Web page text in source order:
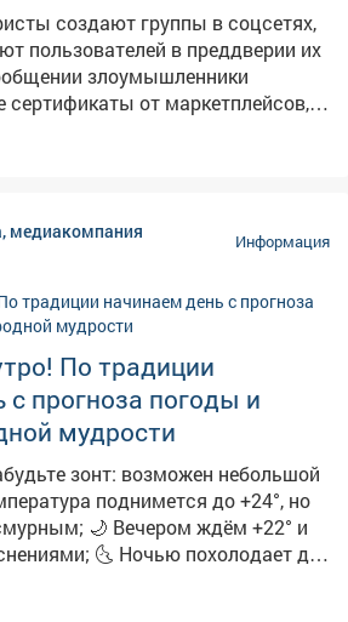
создают группы в соцсетях,
пользователей в преддверии их
злоумышленники
от маркетплейсов,
поездки по случаю
и
Переходить по ссылке опасно,
Пользователь рискует
мошенникам
Обо всех акциях
на своих официальных
медиакомпания Информация
По традиции
прогноза погоды и
мудрости
зонт: возможен небольшой
ждём +22° и
похолодает до
🌿 А ещё с
немало народных примет: